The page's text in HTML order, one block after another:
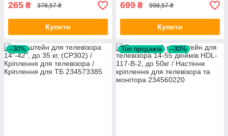
265 ₴ 378,57 ₴
Купити
699 ₴ 998,57 ₴
Купити
–30% Топ продажів –30%